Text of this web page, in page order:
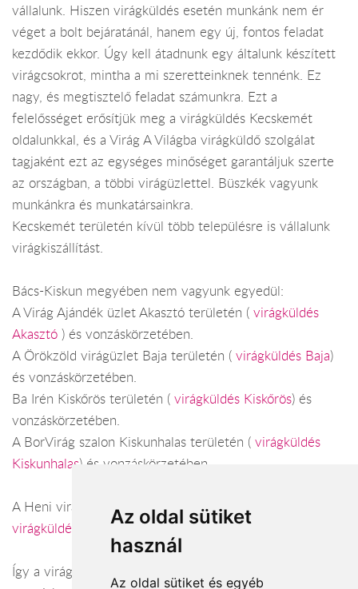
Az oldal sütiket
használ
Az oldal sütiket és egyéb
vállalunk. Hiszen virágküldés esetén munkánk nem ér
véget a bolt bejáratánál, hanem egy új, fontos feladat
kezdődik ekkor. Úgy kell átadnunk egy általunk készített
virágcsokrot, mintha a mi szeretteinknek tennénk. Ez
nagy, és megtisztelő feladat számunkra. Ezt a
felelősséget erősítjük meg a virágküldés Kecskemét
oldalunkkal, és a Virág A Világba virágküldő szolgálat
tagjaként ezt az egységes minőséget garantáljuk szerte
az országban, a többi virágüzlettel. Büszkék vagyunk
munkánkra és munkatársainkra.
Kecskemét területén kívül több településre is vállalunk
virágkiszállítást.
Bács-Kiskun megyében nem vagyunk egyedül:
A Virág Ajándék üzlet Akasztó területén ( virágküldés
Akasztó ) és vonzáskörzetében.
A Örökzöld virágüzlet Baja területén ( virágküldés Baja)
és vonzáskörzetében.
Ba Irén Kiskőrös területén ( virágküldés Kiskőrös) és
vonzáskörzetében.
A BorVirág szalon Kiskunhalas területén ( virágküldés
Kiskunhalas) és vonzáskörzetében.
A Heni virágszalon Kiskunfélegyháza területén (
virágküldés Kiskunfélegyháza ) és vonzáskörzetében.
Így a virágküldés Bács-Kiskun megye városaiban és azok